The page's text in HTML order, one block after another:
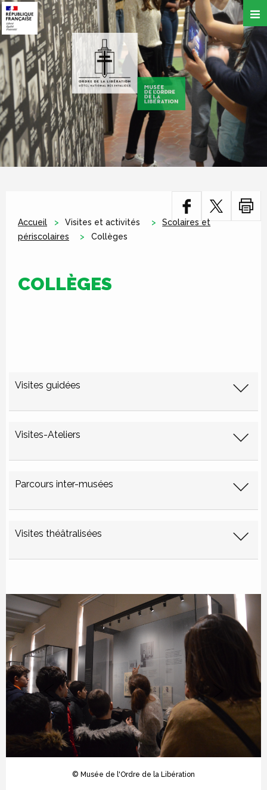
Aller
au
contenu
principal
Accueil Visites et activités
Scolaires et
périscolaires
Collèges
COLLÈGES
Visites guidées
Visites-Ateliers
Parcours inter-musées
Visites théâtralisées
© Musée de l'Ordre de la Libération